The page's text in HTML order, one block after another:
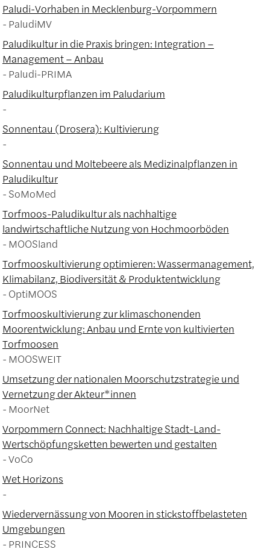
Paludi-Vorhaben in Mecklenburg-Vorpommern
PaludiMV
Paludikultur in die Praxis bringen: Integration –
Management – Anbau
Paludi-PRIMA
Paludikulturpflanzen im Paludarium
Sonnentau (Drosera): Kultivierung
Sonnentau und Moltebeere als Medizinalpflanzen in
Paludikultur
SoMoMed
Torfmoos-Paludikultur als nachhaltige
landwirtschaftliche Nutzung von Hochmoorböden
MOOSland
Torfmooskultivierung optimieren: Wassermanagement,
Klimabilanz, Biodiversität & Produktentwicklung
OptiMOOS
Torfmooskultivierung zur klimaschonenden
Moorentwicklung: Anbau und Ernte von kultivierten
Torfmoosen
MOOSWEIT
Umsetzung der nationalen Moorschutzstrategie und
Vernetzung der Akteur*innen
MoorNet
Vorpommern Connect: Nachhaltige Stadt-Land-
Wertschöpfungsketten bewerten und gestalten
VoCo
Wet Horizons
Wiedervernässung von Mooren in stickstoffbelasteten
Umgebungen
PRINCESS